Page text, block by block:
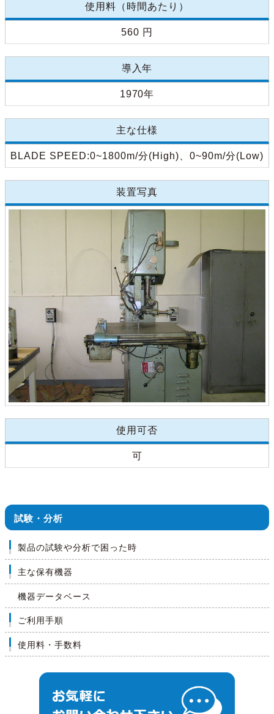
使用料（時間あたり）
560 円
導入年
1970年
主な仕様
BLADE SPEED:0~1800m/分(High)、0~90m/分(Low)
装置写真
使用可否
可
試験・分析
製品の試験や分析で困った時
主な保有機器
機器データベース
ご利用手順
使用料・手数料